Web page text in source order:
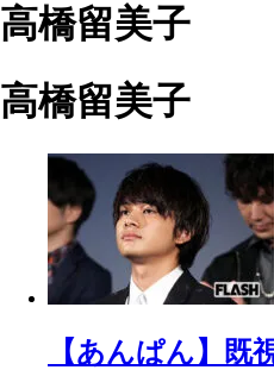
高橋留美子
高橋留美子
【あんぱん】